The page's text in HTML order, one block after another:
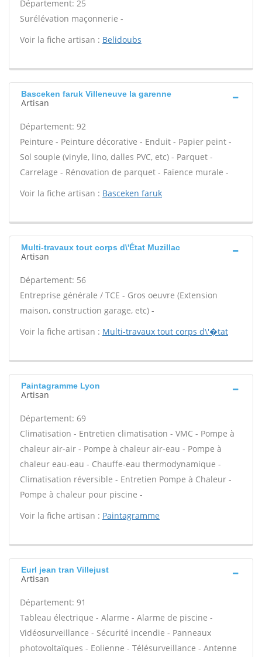
Département: 25
Surélévation maçonnerie -
Voir la fiche artisan : Belidoubs
Basceken faruk Villeneuve la garenne
Artisan
Département: 92
Peinture - Peinture décorative - Enduit - Papier peint -
Sol souple (vinyle, lino, dalles PVC, etc) - Parquet -
Carrelage - Rénovation de parquet - Faïence murale -
Voir la fiche artisan : Basceken faruk
Multi-travaux tout corps d\'État Muzillac
Artisan
Département: 56
Entreprise générale / TCE - Gros oeuvre (Extension
maison, construction garage, etc) -
Voir la fiche artisan : Multi-travaux tout corps d\'�tat
Paintagramme Lyon
Artisan
Département: 69
Climatisation - Entretien climatisation - VMC - Pompe à
chaleur air-air - Pompe à chaleur air-eau - Pompe à
chaleur eau-eau - Chauffe-eau thermodynamique -
Climatisation réversible - Entretien Pompe à Chaleur -
Pompe à chaleur pour piscine -
Voir la fiche artisan : Paintagramme
Eurl jean tran Villejust
Artisan
Département: 91
Tableau électrique - Alarme - Alarme de piscine -
Vidéosurveillance - Sécurité incendie - Panneaux
photovoltaïques - Eolienne - Télésurveillance - Antenne